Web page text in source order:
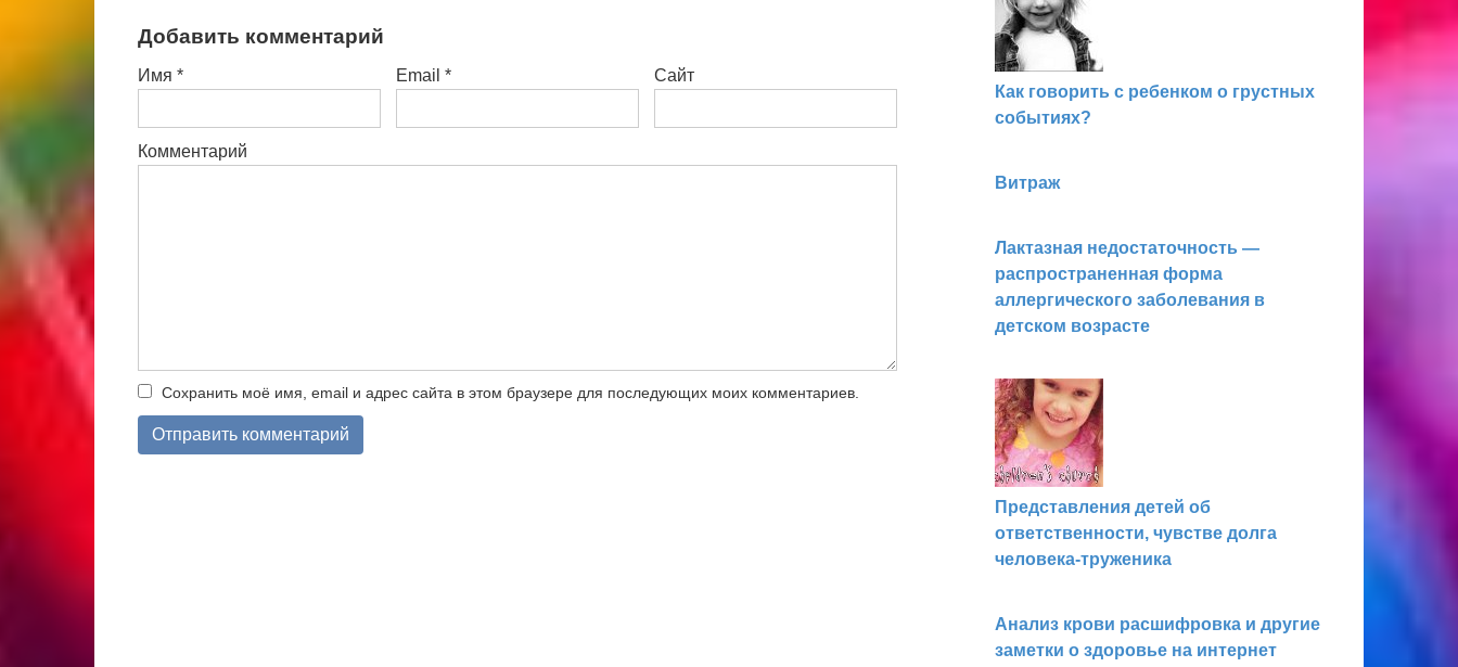
Добавить комментарий
Имя * Email * Сайт
Комментарий
Сохранить моё имя, email и адрес сайта в этом браузере для последующих моих комментариев.
Как говорить с ребенком о грустных
событиях?
Витраж
Лактазная недостаточность —
распространенная форма
аллергического заболевания в
детском возрасте
Представления детей об
ответственности, чувстве долга
человека-труженика
Анализ крови расшифровка и другие
заметки о здоровье на интернет